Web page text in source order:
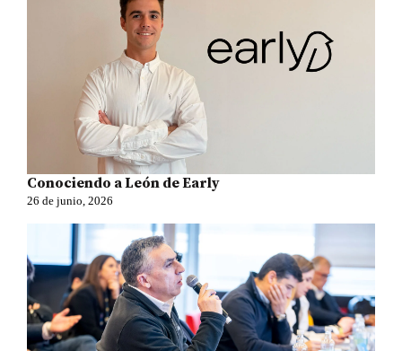
Conociendo a León de Early
26 de junio, 2026